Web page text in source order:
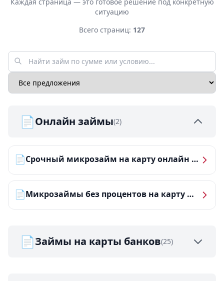
ситуацию
Всего страниц: 127
📄Онлайн займы(2)
📄 Срочный микрозайм на карту онлайн — получить деньги за 5 минут
📄 Микрозаймы без процентов на карту — ТОП-10 за 2026 год
📄Займы на карты банков(25)